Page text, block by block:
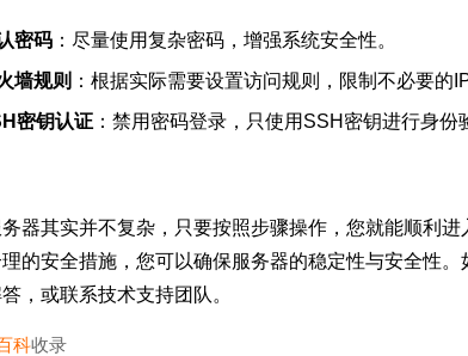
密码 ：尽量使用复杂密码，增强系统安全性。
墙规则 ：根据实际需要设置访问规则，限制不必要的
密钥认证 ：禁用密码登录，只使用SSH密钥进行身份
器其实并不复杂，只要按照步骤操作，您就能顺利
的安全措施，您可以确保服务器的稳定性与安全性
，或联系技术支持团队。
科收录